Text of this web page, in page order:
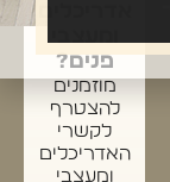
פנים?
מוזמנים
להצטרף
לקשרי
האדריכלים
ומעצבי